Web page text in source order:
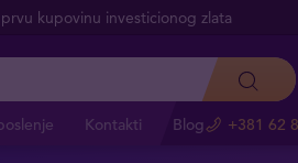
kupovinu investicionog zlata
Kontakti Blog +381 62